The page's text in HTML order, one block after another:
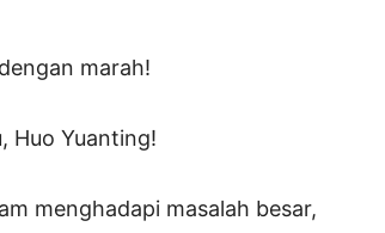
marah!
Huo Yuanting!
menghadapi masalah besar,